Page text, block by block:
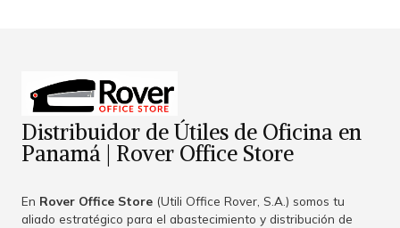
Distribuidor de Útiles de Oficina en
Panamá | Rover Office Store
En Rover Office Store (Utili Office Rover, S.A.) somos tu
aliado estratégico para el abastecimiento y distribución de